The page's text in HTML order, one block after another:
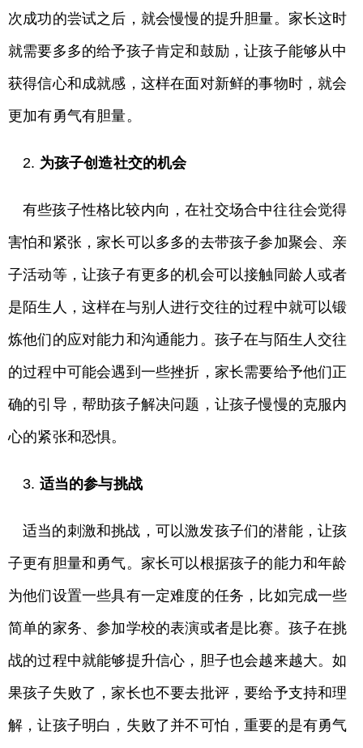
次成功的尝试之后，就会慢慢的提升胆量。家长这时
就需要多多的给予孩子肯定和鼓励，让孩子能够从中
获得信心和成就感，这样在面对新鲜的事物时，就会
更加有勇气有胆量。
2. 为孩子创造社交的机会
有些孩子性格比较内向，在社交场合中往往会觉得
害怕和紧张，家长可以多多的去带孩子参加聚会、亲
子活动等，让孩子有更多的机会可以接触同龄人或者
是陌生人，这样在与别人进行交往的过程中就可以锻
炼他们的应对能力和沟通能力。孩子在与陌生人交往
的过程中可能会遇到一些挫折，家长需要给予他们正
确的引导，帮助孩子解决问题，让孩子慢慢的克服内
心的紧张和恐惧。
3. 适当的参与挑战
适当的刺激和挑战，可以激发孩子们的潜能，让孩
子更有胆量和勇气。家长可以根据孩子的能力和年龄
为他们设置一些具有一定难度的任务，比如完成一些
简单的家务、参加学校的表演或者是比赛。孩子在挑
战的过程中就能够提升信心，胆子也会越来越大。如
果孩子失败了，家长也不要去批评，要给予支持和理
解，让孩子明白，失败了并不可怕，重要的是有勇气